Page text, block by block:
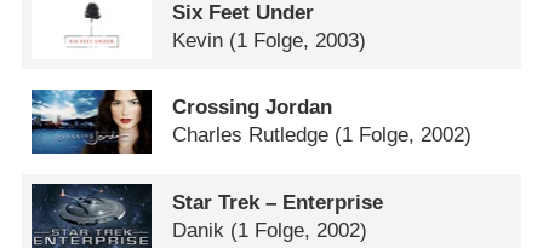
Six Feet Under
Kevin (1 Folge, 2003)
Crossing Jordan
Charles Rutledge (1 Folge, 2002)
Star Trek – Enterprise
Danik (1 Folge, 2002)